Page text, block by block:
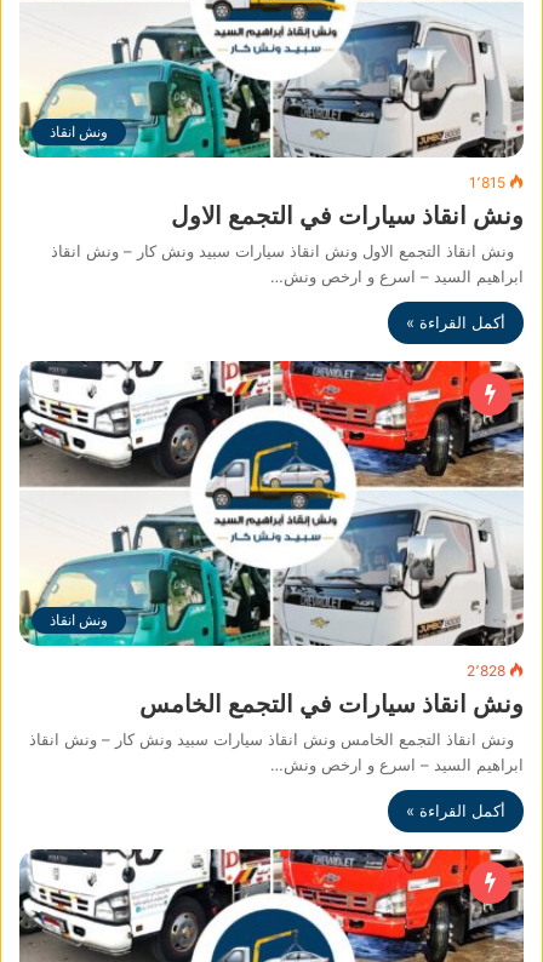
ونش انقاذ
1٬815
ونش انقاذ سيارات في التجمع الاول
ونش انقاذ التجمع الاول ونش انقاذ سيارات سبيد ونش كار – ونش انقاذ
ابراهيم السيد – اسرع و ارخص ونش…
أكمل القراءة »
ونش انقاذ
2٬828
ونش انقاذ سيارات في التجمع الخامس
ونش انقاذ التجمع الخامس ونش انقاذ سيارات سبيد ونش كار – ونش انقاذ
ابراهيم السيد – اسرع و ارخص ونش…
أكمل القراءة »